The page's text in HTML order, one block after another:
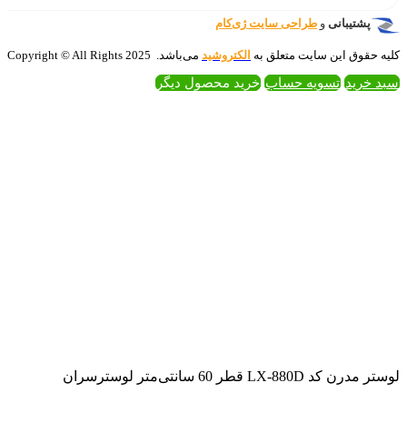
می‌باشد. 2025 Copyright © All Rights
محصول دیگر